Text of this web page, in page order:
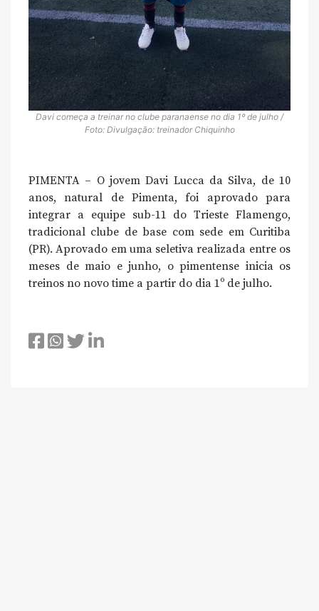
Davi começa a treinar no clube paranaense no dia 1º de julho /
Foto: Divulgação: treinador Chiquinho
PIMENTA – O jovem Davi Lucca da Silva, de 10
anos, natural de Pimenta, foi aprovado para
integrar a equipe sub-11 do Trieste Flamengo,
tradicional clube de base com sede em Curitiba
(PR). Aprovado em uma seletiva realizada entre os
meses de maio e junho, o pimentense inicia os
treinos no novo time a partir do dia 1º de julho.